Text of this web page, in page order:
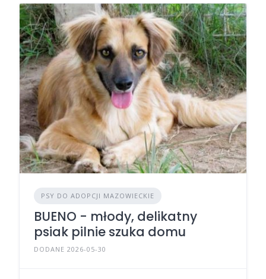
PSY DO ADOPCJI MAZOWIECKIE
BUENO - młody, delikatny
psiak pilnie szuka domu
DODANE 2026-05-30